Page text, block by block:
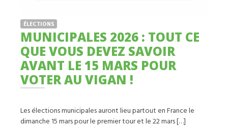
ÉLECTIONS
MUNICIPALES 2026 : TOUT CE
QUE VOUS DEVEZ SAVOIR
AVANT LE 15 MARS POUR
VOTER AU VIGAN !
Les élections municipales auront lieu partout en France le
dimanche 15 mars pour le premier tour et le 22 mars […]